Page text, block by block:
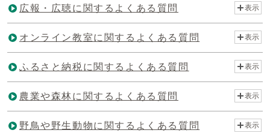
広報・広聴に関するよくある質問 表示
オンライン教室に関するよくある質問 表示
ふるさと納税に関するよくある質問 表示
農業や森林に関するよくある質問 表示
野鳥や野生動物に関するよくある質問 表示